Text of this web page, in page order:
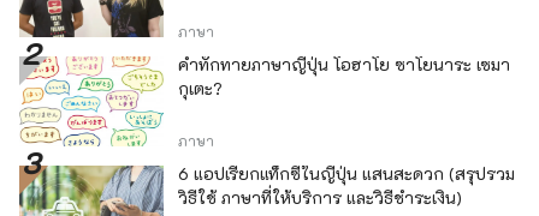
ภาษา
คำทักทายภาษาญี่ปุ่น โอฮาโย ซาโยนาระ เซมา
กุเตะ?
ภาษา
6 แอปเรียกแท็กซี่ในญี่ปุ่น แสนสะดวก (สรุปรวม
วิธีใช้ ภาษาที่ให้บริการ และวิธีชำระเงิน)